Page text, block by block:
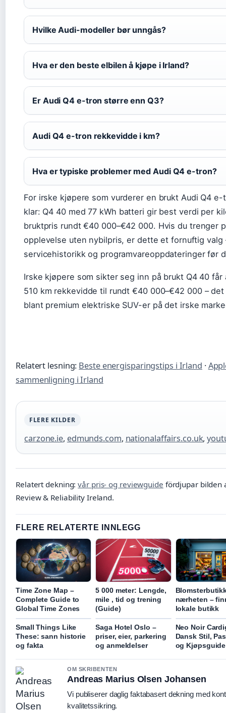
Hvilke Audi-modeller bør unngås?
Hva er den beste elbilen å kjøpe i Irland?
Er Audi Q4 e-tron større enn Q3?
Audi Q4 e-tron rekkevidde i km?
Hva er typiske problemer med Audi Q4 e-tron?
For irske kjøpere som vurderer en brukt Audi Q4
klar: Q4 40 med 77 kWh batteri gir best verdi per
bruktpris rundt €40 000–€42 000. Hvis du trenger
opplevelse uten nybilpris, er dette et fornuftig valg
servicehistorikk og programvareoppdateringer før
Irske kjøpere som sikter seg inn på brukt Q4 40 får
510 km rekkevidde til rundt €40 000–€42 000 –
blant premium elektriske SUV-er på det irske
Relatert lesning: Beste energisparingstips i Irland ·
sammenligning i Irland
FLERE KILDER
carzone.ie, edmunds.com, nationalaffairs.co.uk,
Relatert dekning:vår pris- og reviewguide fördjupar bilden
Review & Reliability Ireland.
FLERE RELATERTE INNLEGG
Time Zone Map –
Complete Guide to
Global Time Zones
5 000 meter: Lengde,
mile , tid og trening
(Guide)
nærheten –
lokale butikk
Small Things Like
These: sann historie
og fakta
Saga Hotel Oslo –
priser, eier, parkering
og anmeldelser
Neo Noir
Dansk Stil,
og Kjøpsguide
OM SKRIBENTEN
Andreas Marius Olsen Johansen
Vi publiserer daglig faktabasert dekning med
kvalitetssikring.